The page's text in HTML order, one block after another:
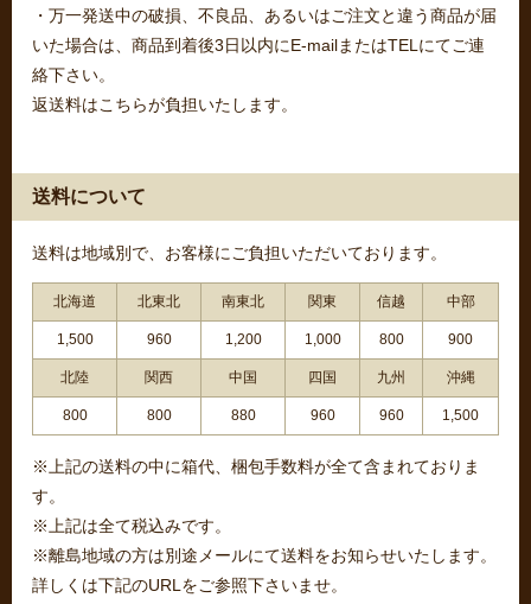
・万一発送中の破損、不良品、あるいはご注文と違う商品が届
いた場合は、商品到着後3日以内にE-mailまたはTELにてご連
絡下さい。
返送料はこちらが負担いたします。
送料について
送料は地域別で、お客様にご負担いただいております。
北海道 北東北 南東北 関東 信越 中部
1,500 960 1,200 1,000 800 900
北陸 関西 中国 四国 九州 沖縄
800 800 880 960 960 1,500
※上記の送料の中に箱代、梱包手数料が全て含まれておりま
す。
※上記は全て税込みです。
※離島地域の方は別途メールにて送料をお知らせいたします。
詳しくは下記のURLをご参照下さいませ。